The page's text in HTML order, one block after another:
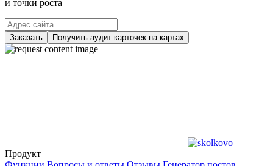
и точки роста
Заказать Получить аудит карточек на картах
Продукт